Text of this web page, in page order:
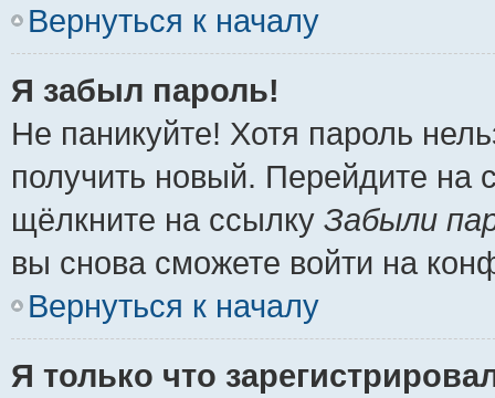
Вернуться к началу
Я забыл пароль!
Не паникуйте! Хотя пароль
получить новый. Перейдите на
щёлкните на ссылку Забыли
вы снова сможете войти на
Вернуться к началу
Я только что